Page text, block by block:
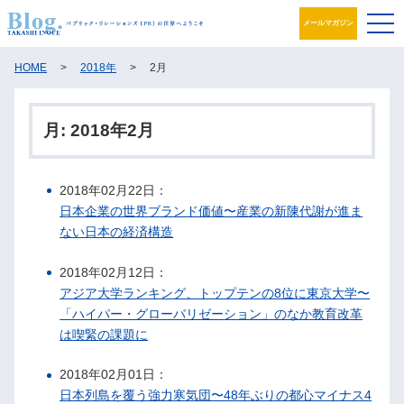
メールマガジン
ブログ
プロフィール
パブリック・リレーションズとは
アカデミック活動
井之上PRグループ
HOME > 2018年 > 2月
月: 2018年2月
2018年02月22日：
日本企業の世界ブランド価値〜産業の新陳代謝が進ま
ない日本の経済構造
2018年02月12日：
アジア大学ランキング、トップテンの8位に東京大学〜
「ハイパー・グローバリゼーション」のなか教育改革
は喫緊の課題に
2018年02月01日：
日本列島を覆う強力寒気団〜48年ぶりの都心マイナス4